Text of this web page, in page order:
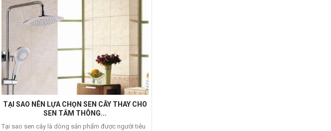
TẠI SAO NÊN LỰA CHỌN SEN CÂY THAY CHO
SEN TẮM THÔNG...
Tại sao sen cây là dòng sản phẩm được người tiêu